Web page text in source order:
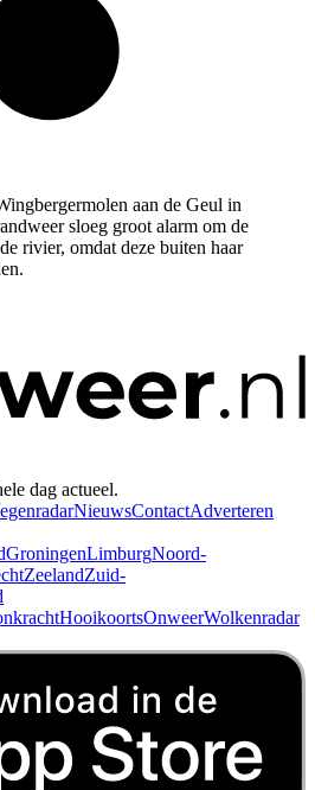
aan de Geul in
sloeg groot alarm om de
rivier, omdat deze buiten haar
dag actueel.
NieuwsContactAdverteren
GroningenLimburgNoord-
ZeelandZuid-
HooikoortsOnweerWolkenradar